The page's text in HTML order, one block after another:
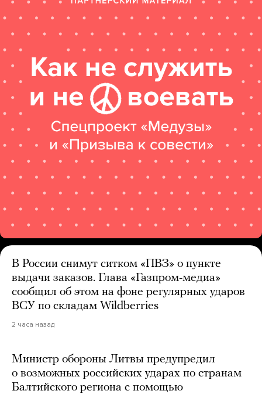
В России снимут ситком «ПВЗ» о пункте
выдачи заказов. Глава «Газпром-медиа»
сообщил об этом на фоне регулярных ударов
ВСУ по складам Wildberries
2 часа назад
Министр обороны Литвы предупредил
о возможных российских ударах по странам
Балтийского региона с помощью